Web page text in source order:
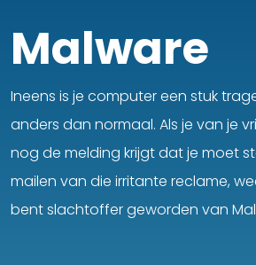
Malware
Ineens is je computer een stuk
anders dan normaal. Als je van je
nog de melding krijgt dat je moet
mailen van die irritante reclame,
bent slachtoffer geworden van